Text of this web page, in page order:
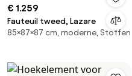
€ 1.259
Fauteuil tweed, Lazare
85×87×87 cm, moderne, Stoffen